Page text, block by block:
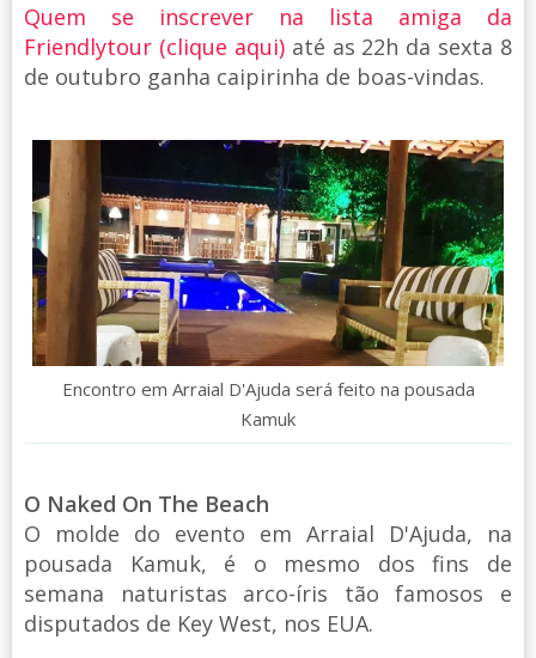
Quem se inscrever na lista amiga da
Friendlytour (clique aqui)até as 22h da sexta 8
de outubro ganha caipirinha de boas-vindas.
Encontro em Arraial D'Ajuda será feito na pousada
Kamuk
O Naked On The Beach
O molde do evento em Arraial D'Ajuda, na
pousada Kamuk, é o mesmo dos fins de
semana naturistas arco-íris tão famosos e
disputados de Key West, nos EUA.